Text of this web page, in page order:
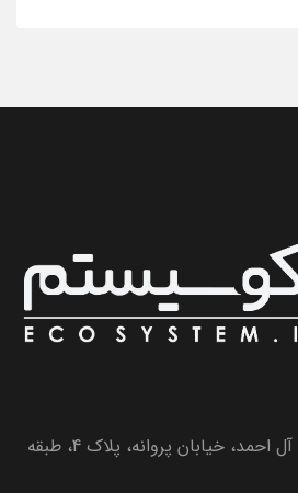
تهران، بزرگراه جلال آل احمد، خیابان پروانه، پلاک 4، طبقه